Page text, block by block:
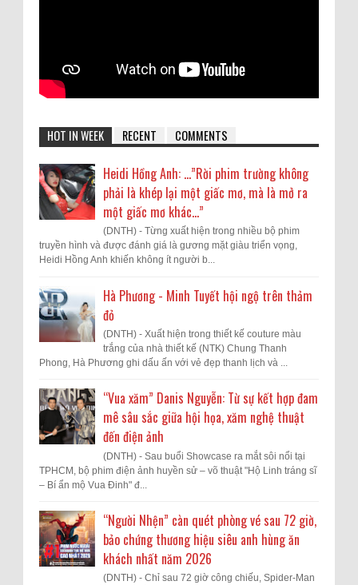
HOT IN WEEK RECENT COMMENTS
Heidi Hồng Anh: …”Rời phim trường không
phải là khép lại một giấc mơ, mà là mở ra
một giấc mơ khác...”
(DNTH) - Từng xuất hiện trong nhiều bộ phim
truyền hình và được đánh giá là gương mặt giàu triển vọng,
Heidi Hồng Anh khiến không ít người b...
Hà Phương - Minh Tuyết hội ngộ trên thảm
đỏ
(DNTH) - Xuất hiện trong thiết kế couture màu
trắng của nhà thiết kế (NTK) Chung Thanh
Phong, Hà Phương ghi dấu ấn với vẻ đẹp thanh lịch và ...
“Vua xăm” Danis Nguyễn: Từ sự kết hợp đam
mê sâu sắc giữa hội họa, xăm nghệ thuật
đến điện ảnh
(DNTH) - Sau buổi Showcase ra mắt sôi nổi tại
TPHCM, bộ phim điện ảnh huyền sử – võ thuật "Hộ Linh tráng sĩ
– Bí ẩn mộ Vua Đinh" đ...
“Người Nhện” càn quét phòng vé sau 72 giờ,
bảo chứng thương hiệu siêu anh hùng ăn
khách nhất năm 2026
(DNTH) - Chỉ sau 72 giờ công chiếu, Spider-Man